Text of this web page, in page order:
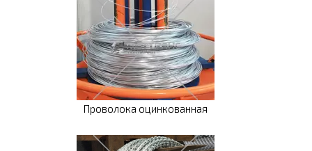
Проволока оцинкованная